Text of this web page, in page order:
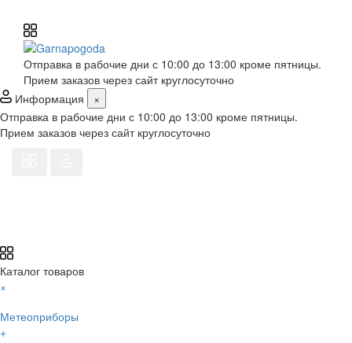
Отправка в рабочие дни с 10:00 до 13:00 кроме пятницы.
Прием заказов через сайт круглосуточно
Информация
×
Отправка в рабочие дни с 10:00 до 13:00 кроме пятницы.
Прием заказов через сайт круглосуточно
Каталог товаров
×
Метеоприборы
+